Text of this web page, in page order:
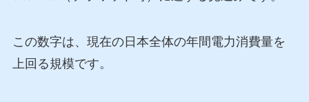
この数字は、現在の日本全体の年間電力消費量を
上回る規模です。